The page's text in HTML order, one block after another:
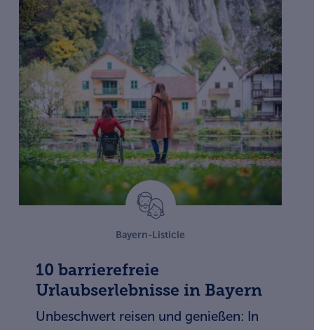
Bayern-Listicle
10 barrierefreie
Urlaubserlebnisse in Bayern
Unbeschwert reisen und genießen: In